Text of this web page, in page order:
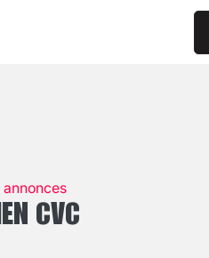
annonces
CVC